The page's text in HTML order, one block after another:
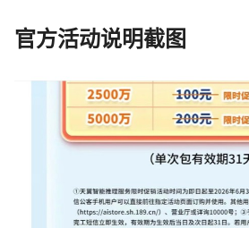
官方活动说明截图